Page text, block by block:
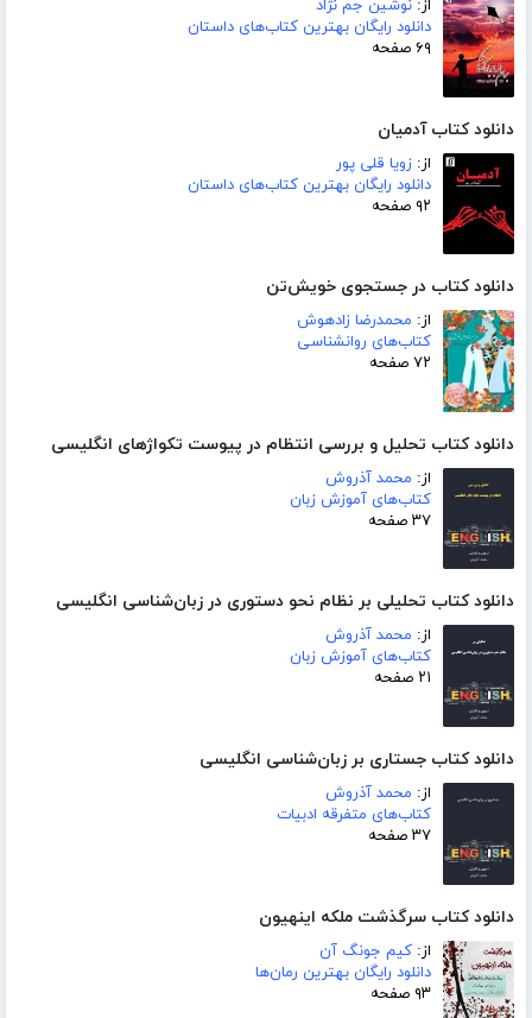
از: نوشین جم نژاد
دانلود رایگان بهترین کتاب‌های داستان
۶۹ صفحه
دانلود کتاب آدمیان
از: زویا قلی پور
دانلود رایگان بهترین کتاب‌های داستان
۹۲ صفحه
دانلود کتاب در جستجوی خویش‌تن
از: محمدرضا زادهوش
کتاب‌های روانشناسی
۷۲ صفحه
دانلود کتاب تحلیل و بررسی انتظام در پیوست تکواژهای انگلیسی
از: محمد آذروش
کتاب‌های آموزش زبان
۳۷ صفحه
دانلود کتاب تحلیلی بر نظام نحو دستوری در زبان‌شناسی انگلیسی
از: محمد آذروش
کتاب‌های آموزش زبان
۲۱ صفحه
دانلود کتاب جستاری بر زبان‌شناسی انگلیسی
از: محمد آذروش
کتاب‌های متفرقه ادبیات
۳۷ صفحه
دانلود کتاب سرگذشت ملکه اینهیون
از: کیم جونگ آن
دانلود رایگان بهترین رمان‌ها
۹۳ صفحه